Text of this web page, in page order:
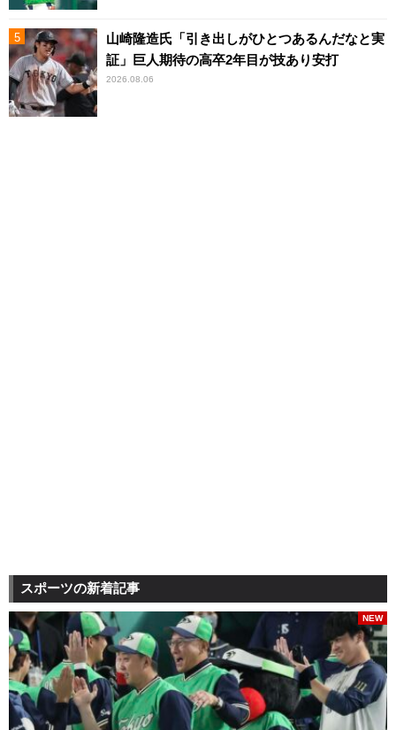
山崎隆造氏「引き出しがひとつあるんだなと実
証」巨人期待の高卒2年目が技あり安打
2026.08.06
スポーツの新着記事
NEW